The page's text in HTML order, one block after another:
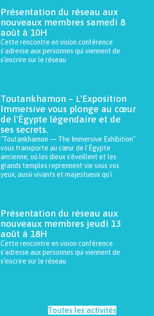
Présentation du réseau aux
nouveaux membres samedi 8
août à 10H
Cette rencontre en vision conférence
s'adresse aux personnes qui viennent de
s'inscrire sur le réseau
Toutankhamon – L'Exposition
Immersive vous plonge au cœur
de l'Égypte légendaire et de
ses secrets.
"Toutankhamon — The Immersive Exhibition"
vous transporte au cœur de l'Égypte
ancienne, où les dieux s'éveillent et les
grands temples reprennent vie sous vos
yeux, aussi vivants et majestueux qu'i
Présentation du réseau aux
nouveaux membres jeudi 13
août à 18H
Cette rencontre en vision conférence
s'adresse aux personnes qui viennent de
s'inscrire sur le réseau
Toutes les activités